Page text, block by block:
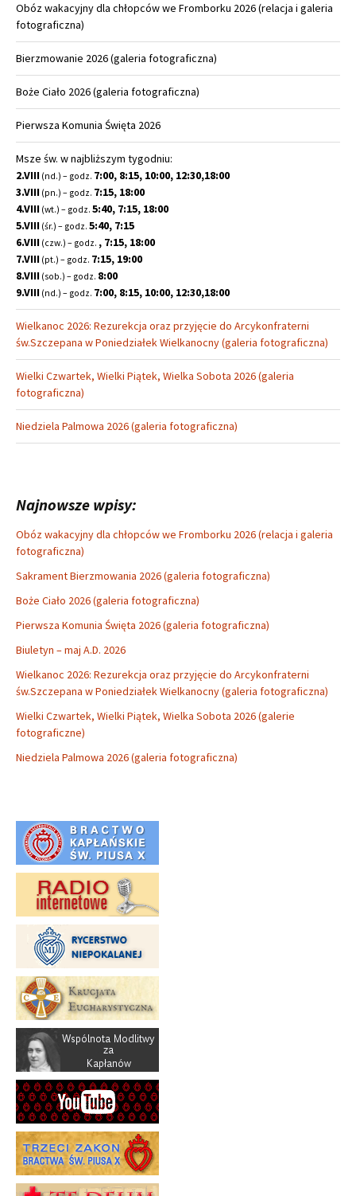
Obóz wakacyjny dla chłopców we Fromborku 2026 (relacja i galeria
fotograficzna)
Bierzmowanie 2026 (galeria fotograficzna)
Boże Ciało 2026 (galeria fotograficzna)
Pierwsza Komunia Święta 2026
Msze św. w najbliższym tygodniu:
2.VIII (nd.) – godz. 7:00, 8:15, 10:00, 12:30,18:00
3.VIII (pn.) – godz. 7:15, 18:00
4.VIII (wt.) – godz. 5:40, 7:15, 18:00
5.VIII (śr.) – godz. 5:40, 7:15
6.VIII (czw.) – godz. , 7:15, 18:00
7.VIII (pt.) – godz. 7:15, 19:00
8.VIII (sob.) – godz. 8:00
9.VIII (nd.) – godz. 7:00, 8:15, 10:00, 12:30,18:00
Wielkanoc 2026: Rezurekcja oraz przyjęcie do Arcykonfraterni
św.Szczepana w Poniedziałek Wielkanocny (galeria fotograficzna)
Wielki Czwartek, Wielki Piątek, Wielka Sobota 2026 (galeria
fotograficzna)
Niedziela Palmowa 2026 (galeria fotograficzna)
Najnowsze wpisy:
Obóz wakacyjny dla chłopców we Fromborku 2026 (relacja i galeria
fotograficzna)
Sakrament Bierzmowania 2026 (galeria fotograficzna)
Boże Ciało 2026 (galeria fotograficzna)
Pierwsza Komunia Święta 2026 (galeria fotograficzna)
Biuletyn – maj A.D. 2026
Wielkanoc 2026: Rezurekcja oraz przyjęcie do Arcykonfraterni
św.Szczepana w Poniedziałek Wielkanocny (galeria fotograficzna)
Wielki Czwartek, Wielki Piątek, Wielka Sobota 2026 (galerie
fotograficzne)
Niedziela Palmowa 2026 (galeria fotograficzna)